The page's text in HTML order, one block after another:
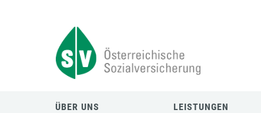
ÜBER UNS LEISTUNGEN